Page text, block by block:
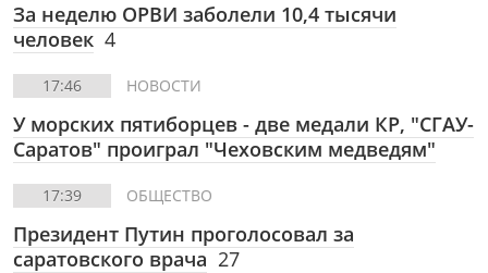
За неделю ОРВИ заболели 10,4 тысячи
человек 4
17:46 НОВОСТИ
У морских пятиборцев - две медали КР, "СГАУ-
Саратов" проиграл "Чеховским медведям"
17:39 ОБЩЕСТВО
Президент Путин проголосовал за
саратовского врача 27